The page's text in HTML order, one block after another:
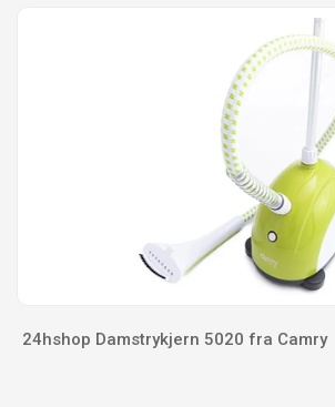
24hshop Damstrykjern 5020 fra Camry